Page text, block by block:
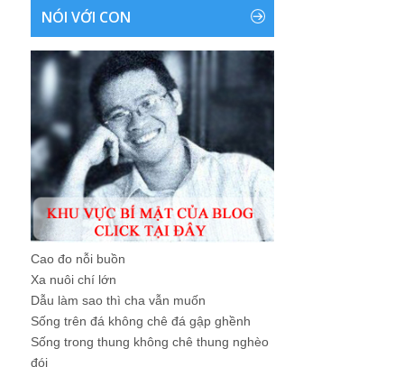
NÓI VỚI CON
Cao đo nỗi buồn
Xa nuôi chí lớn
Dẫu làm sao thì cha vẫn muốn
Sống trên đá không chê đá gập ghềnh
Sống trong thung không chê thung nghèo
đói